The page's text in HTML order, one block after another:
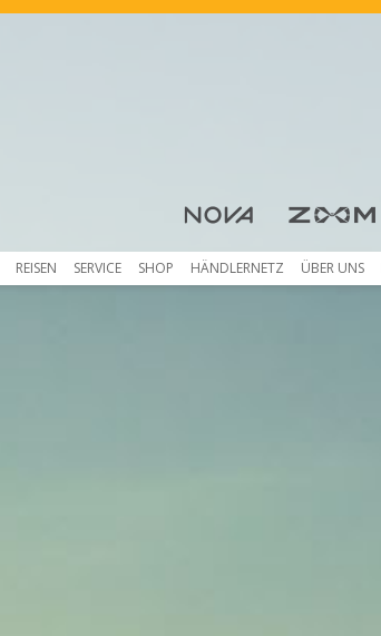
Skip to content
REISEN SERVICE SHOP HÄNDLERNETZ ÜBER UNS